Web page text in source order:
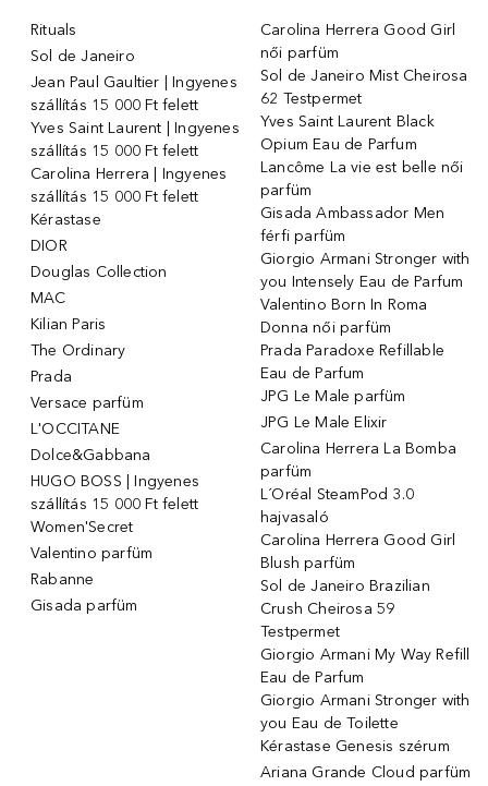
Rituals
Sol de Janeiro
Jean Paul Gaultier | Ingyenes
szállítás 15 000 Ft felett
Yves Saint Laurent | Ingyenes
szállítás 15 000 Ft felett
Carolina Herrera | Ingyenes
szállítás 15 000 Ft felett
Kérastase
DIOR
Douglas Collection
MAC
Kilian Paris
The Ordinary
Prada
Versace parfüm
L'OCCITANE
Dolce&Gabbana
HUGO BOSS | Ingyenes
szállítás 15 000 Ft felett
Women'Secret
Valentino parfüm
Rabanne
Gisada parfüm
Carolina Herrera Good Girl
női parfüm
Sol de Janeiro Mist Cheirosa
62 Testpermet
Yves Saint Laurent Black
Opium Eau de Parfum
Lancôme La vie est belle női
parfüm
Gisada Ambassador Men
férfi parfüm
Giorgio Armani Stronger with
you Intensely Eau de Parfum
Valentino Born In Roma
Donna női parfüm
Prada Paradoxe Refillable
Eau de Parfum
JPG Le Male parfüm
JPG Le Male Elixir
Carolina Herrera La Bomba
parfüm
L´Oréal SteamPod 3.0
hajvasaló
Carolina Herrera Good Girl
Blush parfüm
Sol de Janeiro Brazilian
Crush Cheirosa 59
Testpermet
Giorgio Armani My Way Refill
Eau de Parfum
Giorgio Armani Stronger with
you Eau de Toilette
Kérastase Genesis szérum
Ariana Grande Cloud parfüm